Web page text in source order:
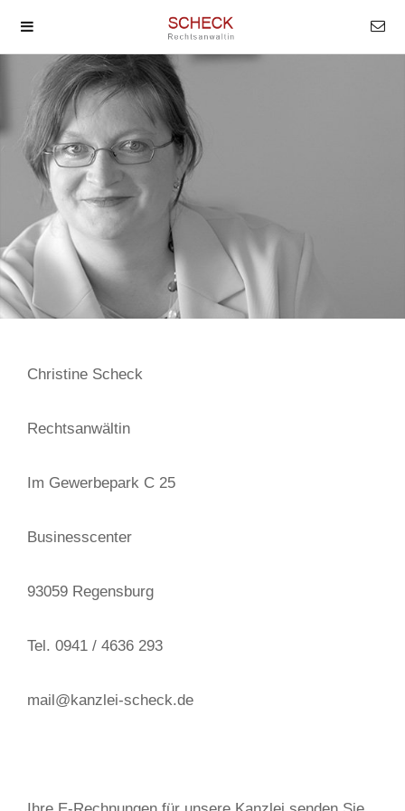
Christine Scheck
Rechtsanwältin
Im Gewerbepark C 25
Businesscenter
93059 Regensburg
Tel. 0941 / 4636 293
mail@kanzlei-scheck.de